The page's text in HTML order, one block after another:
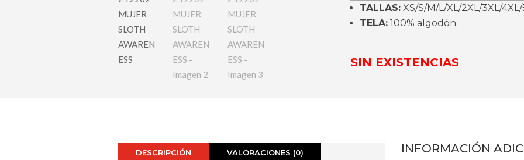
TALLAS:XS/S/M/L/XL/2XL/3XL/4XL/
TELA:100% algodón.
SIN EXISTENCIAS
DESCRIPCIÓN VALORACIONES (0) INFORMACIÓN